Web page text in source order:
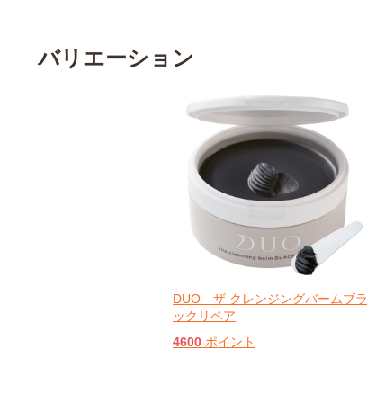
バリエーション
DUO ザ クレンジングバームブラ
ックリペア
4600 ポイント